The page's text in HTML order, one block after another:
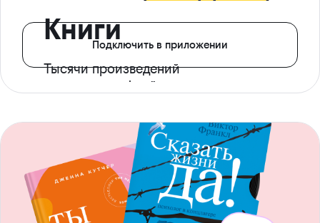
Книги
Тысячи произведений
с доступом офлайн
Подключить в приложении